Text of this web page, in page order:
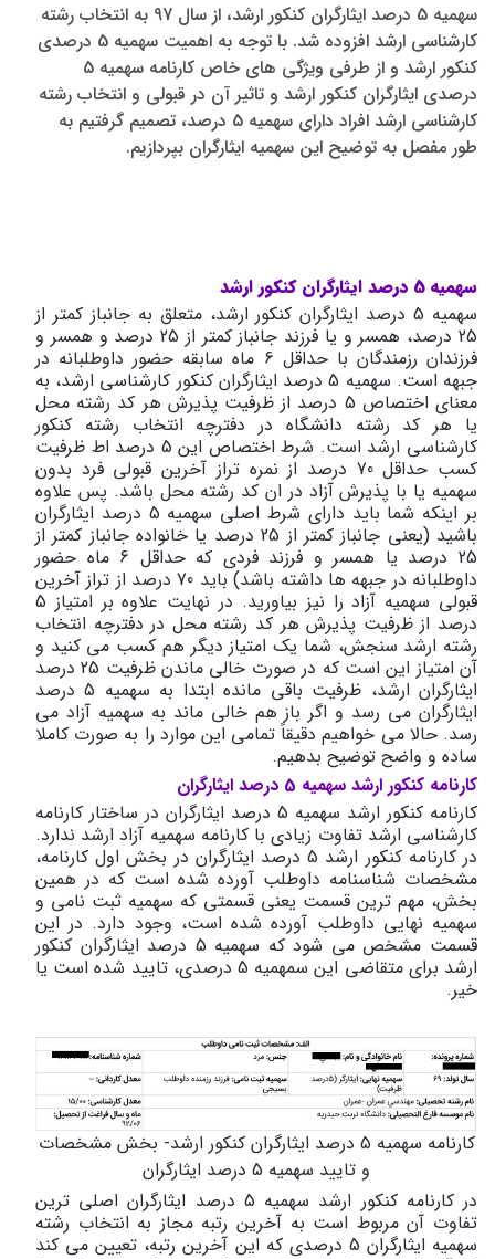
سهمیه 5 درصد ایثارگران کنکور ارشد، از سال 97 به انتخاب رشته
کارشناسی ارشد افزوده شد. با توجه به اهمیت سهمیه 5 درصدی
کنکور ارشد و از طرفی ویژگی های خاص کارنامه سهمیه 5
درصدی ایثارگران کنکور ارشد و تاثیر آن در قبولی و انتخاب رشته
کارشناسی ارشد افراد دارای سهمیه 5 درصد، تصمیم گرفتیم به
طور مفصل به توضیح این سهمیه ایثارگران بپردازیم.
سهمیه 5 درصد ایثارگران کنکور ارشد
سهمیه 5 درصد ایثارگران کنکور ارشد، متعلق به جانباز کمتر از
25 درصد، همسر و یا فرزند جانباز کمتر از 25 درصد و همسر و
فرزندان رزمندگان با حداقل 6 ماه سابقه حضور داوطلبانه در
جبهه است. سهمیه 5 درصد ایثارگران کنکور کارشناسی ارشد، به
معنای اختصاص 5 درصد از ظرفیت پذیرش هر کد رشته محل
یا هر کد رشته دانشگاه در دفترچه انتخاب رشته کنکور
کارشناسی ارشد است. شرط اختصاص این 5 درصد اط ظرفیت
کسب حداقل 70 درصد از نمره تراز آخرین قبولی فرد بدون
سهمیه یا با پذیرش آزاد در ان کد رشته محل باشد. پس علاوه
بر اینکه شما باید دارای شرط اصلی سهمیه 5 درصد ایثارگران
باشید (یعنی جانباز کمتر از 25 درصد یا خانواده جانباز کمتر از
25 درصد یا همسر و فرزند فردی که حداقل 6 ماه حضور
داوطلبانه در جبهه ها داشته باشد) باید 70 درصد از تراز آخرین
قبولی سهمیه آزاد را نیز بیاورید. در نهایت علاوه بر امتیاز 5
درصد از ظرفیت پذیرش هر کد رشته محل در دفترچه انتخاب
رشته ارشد سنجش، شما یک امتیاز دیگر هم کسب می کنید و
آن امتیاز این است که در صورت خالی ماندن ظرفیت 25 درصد
ایثارگران ارشد، ظرفیت باقی مانده ابتدا به سهمیه 5 درصد
ایثارگران می رسد و اگر باز هم خالی ماند به سهمیه آزاد می
رسد. حالا می خواهیم دقیقاً تمامی این موارد را به صورت کاملا
ساده و واضح توضیح بدهیم.
کارنامه کنکور ارشد سهمیه 5 درصد ایثارگران
کارنامه کنکور ارشد سهمیه 5 درصد ایثارگران در ساختار کارنامه
کارشناسی ارشد تفاوت زیادی با کارنامه سهمیه آزاد ارشد ندارد.
در کارنامه کنکور ارشد 5 درصد ایثارگران در بخش اول کارنامه،
مشخصات شناسنامه داوطلب آورده شده است که در همین
بخش، مهم ترین قسمت یعنی قسمتی که سهمیه ثبت نامی و
سهمیه نهایی داوطلب آورده شده است، وجود دارد. در این
قسمت مشخص می شود که سهمیه 5 درصد ایثارگران کنکور
ارشد برای متقاضی این سمهمیه 5 درصدی، تایید شده است یا
خیر.
کارنامه سهمیه 5 درصد ایثارگران کنکور ارشد- بخش مشخصات
و تایید سهمیه 5 درصد ایثارگران
در کارنامه کنکور ارشد سهمیه 5 درصد ایثارگران اصلی ترین
تفاوت آن مربوط است به آخرین رتبه مجاز به انتخاب رشته
سهمیه ایثارگران 5 درصدی که این آخرین رتبه، تعیین می کند